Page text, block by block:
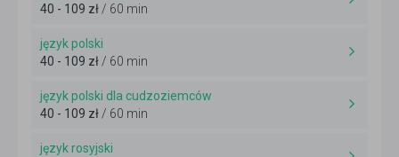
40 - 109 zł/ 60 min
język polski
40 - 109 zł/ 60 min
język polski dla cudzoziemców
40 - 109 zł/ 60 min
język rosyjski